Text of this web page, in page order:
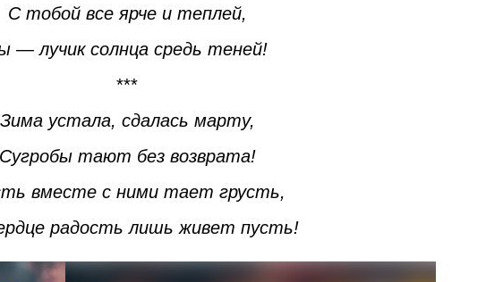
С тобой все ярче и теплей,
— лучик солнца средь теней!
***
Зима устала, сдалась марту,
Сугробы тают без возврата!
вместе с ними тает грусть,
радость лишь живет пусть!